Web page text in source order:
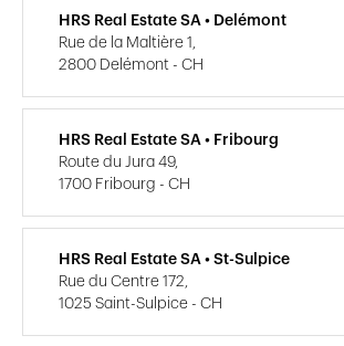
HRS Real Estate SA • Delémont
Rue de la Maltière 1,
2800 Delémont - CH
HRS Real Estate SA • Fribourg
Route du Jura 49,
1700 Fribourg - CH
HRS Real Estate SA • St-Sulpice
Rue du Centre 172,
1025 Saint-Sulpice - CH